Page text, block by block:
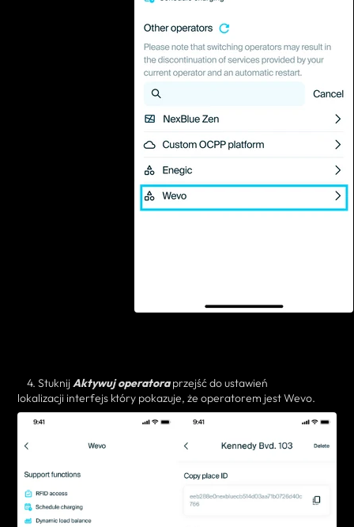
4. Stuknij Aktywuj operatora przejść do ustawień
lokalizacji interfejs który pokazuje, że operatorem jest Wevo.